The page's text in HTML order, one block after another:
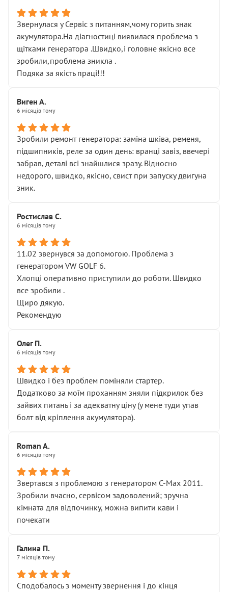
Звернулася у Сервіс з питанням,чому горить знак
акумулятора.На діагностиці виявилася проблема з
щітками генератора .Швидко,і головне якісно все
зробили,проблема зникла .
Подяка за якість праці!!!
Виген А.
6 місяців тому
Зробили ремонт генератора: заміна шківа, ременя,
підшипників, реле за один день: вранці завіз, ввечері
забрав, деталі всі знайшлися зразу. Відносно
недорого, швидко, якісно, свист при запуску двигуна
зник.
Ростислав С.
6 місяців тому
11.02 звернувся за допомогою. Проблема з
генератором VW GOLF 6.
Хлопці оперативно приступили до роботи. Швидко
все зробили .
Щиро дякую.
Рекомендую
Олег П.
6 місяців тому
Швидко і без проблем поміняли стартер.
Додатково за моїм проханням зняли підкрилок без
зайвих питань і за адекватну ціну (у мене туди упав
болт від кріплення акумулятора).
Roman A.
6 місяців тому
Звертався з проблемою з генератором C-Max 2011.
Зробили вчасно, сервісом задоволений; зручна
кімната для відпочинку, можна випити кави і
почекати
Галина П.
7 місяців тому
Сподобалось з моменту звернення і до кінця